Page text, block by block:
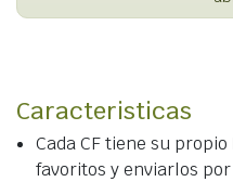
Caracteristicas
Cada CF tiene su propio
favoritos y enviarlos por